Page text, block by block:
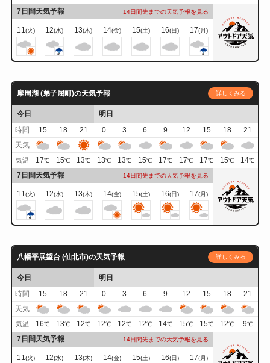
7日間天気予報 14日間先までの天気予報を見る
11(火) 12(水) 13(木) 14(金) 15(土) 16(日) 17(月)
摩周湖 (弟子屈町)の天気予報 詳しくみる
今日
明日
時間
15 18 21 0 3 6 9 12 15 18
21
天気
気温 17℃ 15℃ 13℃ 13℃ 13℃ 15℃ 17℃ 17℃ 17℃ 15℃ 14℃
7日間天気予報 14日間先までの天気予報を見る
11(火) 12(水) 13(木) 14(金) 15(土) 16(日) 17(月)
八幡平展望台 (仙北市)の天気予報 詳しくみる
今日
明日
時間
15 18 21 0 3 6 9 12 15 18
21
天気
気温 16℃ 13℃ 12℃ 12℃ 12℃ 12℃ 14℃ 15℃ 15℃ 12℃ 9℃
7日間天気予報 14日間先までの天気予報を見る
11(火) 12(水) 13(木) 14(金) 15(土) 16(日) 17(月)